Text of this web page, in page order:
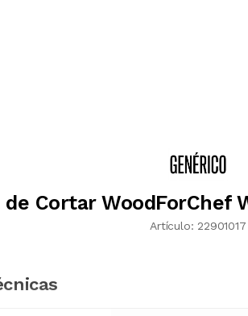
de Cortar WoodForChef
Artículo: 22901017